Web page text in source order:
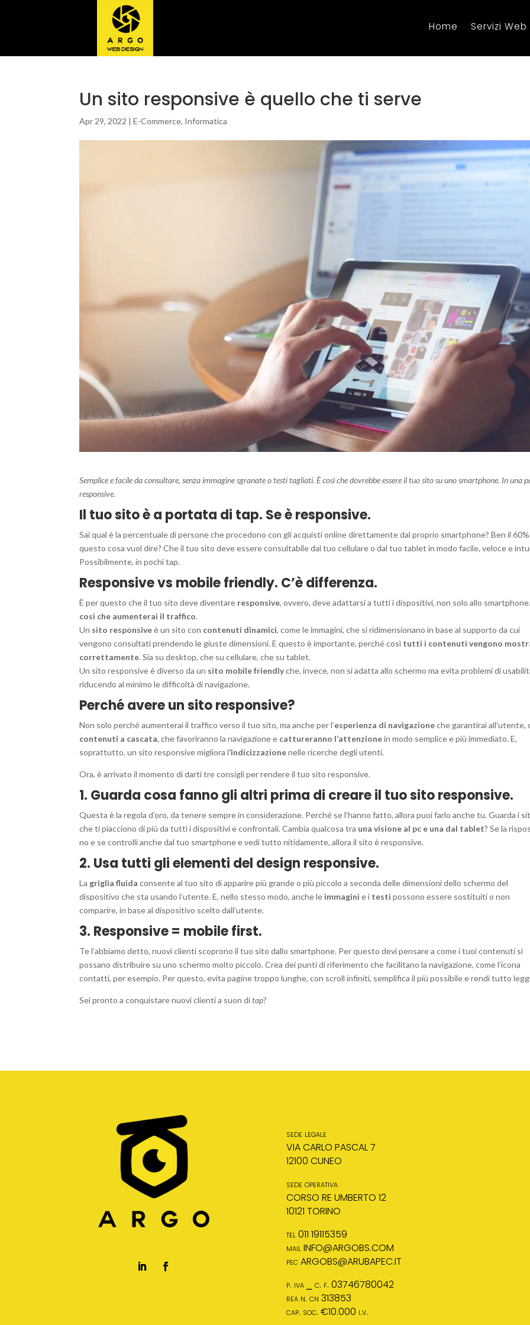
Home Servizi Web
Un sito responsive è quello che ti serve
Apr 29, 2022 |E-Commerce, Informatica
Semplice e facile da consultare, senza immagine sgranate o testi tagliati. È così che dovrebbe essere il tuo sito su uno smartphone. In una
responsive.
Il tuo sito è a portata di tap. Se è responsive.
Sai qual è la percentuale di persone che procedono con gli acquisti online direttamente dal proprio smartphone? Ben il
questo cosa vuol dire? Che il tuo sito deve essere consultabile dal tuo cellulare o dal tuo tablet in modo facile, veloce e
Possibilmente, in pochi tap.
Responsive vs mobile friendly. C’è differenza.
È per questo che il tuo sito deve diventare responsive, ovvero, deve adattarsi a tutti i dispositivi, non solo allo smartphone.
così che aumenterai il traffico.
Un sito responsiveè un sito con contenuti dinamici, come le immagini, che si ridimensionano in base al supporto da cui
vengono consultati prendendo le giuste dimensioni. E questo è importante, perché così tutti i contenuti vengono
correttamente. Sia su desktop, che su cellulare, che su tablet.
Un sito responsive è diverso da un sito mobile friendlyche, invece, non si adatta allo schermo ma evita problemi di
riducendo al minimo le difficoltà di navigazione.
Perché avere un sito responsive?
Non solo perché aumenterai il traffico verso il tuo sito, ma anche per l’esperienza di navigazioneche garantirai all’utente,
contenuti a cascata, che favoriranno la navigazione e cattureranno l’attenzionein modo semplice e più immediato. E,
soprattutto, un sito responsive migliora l’indicizzazionenelle ricerche degli utenti.
Ora, è arrivato il momento di darti tre consigli per rendere il tuo sito responsive.
1. Guarda cosa fanno gli altri prima di creare il tuo sito responsive.
Questa è la regola d’oro, da tenere sempre in considerazione. Perché se l’hanno fatto, allora puoi farlo anche tu. Guarda i
che ti piacciono di più da tutti i dispositivi e confrontali. Cambia qualcosa tra una visione al pc e una dal tablet? Se la
no e se controlli anche dal tuo smartphone e vedi tutto nitidamente, allora il sito è responsive.
2. Usa tutti gli elementi del design responsive.
Lagriglia fluida consente al tuo sito di apparire più grande o più piccolo a seconda delle dimensioni dello schermo del
dispositivo che sta usando l’utente. E, nello stesso modo, anche le immagini e i testi possono essere sostituiti o non
comparire, in base al dispositivo scelto dall’utente.
3. Responsive = mobile first.
Te l’abbiamo detto, nuovi clienti scoprono il tuo sito dallo smartphone. Per questo devi pensare a come i tuoi contenuti si
possano distribuire su uno schermo molto piccolo. Crea dei punti di riferimento che facilitano la navigazione, come l’icona
contatti, per esempio. Per questo, evita pagine troppo lunghe, con scroll infiniti, semplifica il più possibile e rendi tutto
Sei pronto a conquistare nuovi clienti a suon ditap?
sede legale
VIA CARLO PASCAL 7
12100 CUNEO
sede operativa
CORSO RE UMBERTO 12
10121 TORINO
tel 011 19115359
mailINFO@ARGOBS.COM
pecARGOBS@ARUBAPEC.IT
p. iva ⎯ c. f. 03746780042
rea n. cn 313853
cap. soc. €10.000 i.v.